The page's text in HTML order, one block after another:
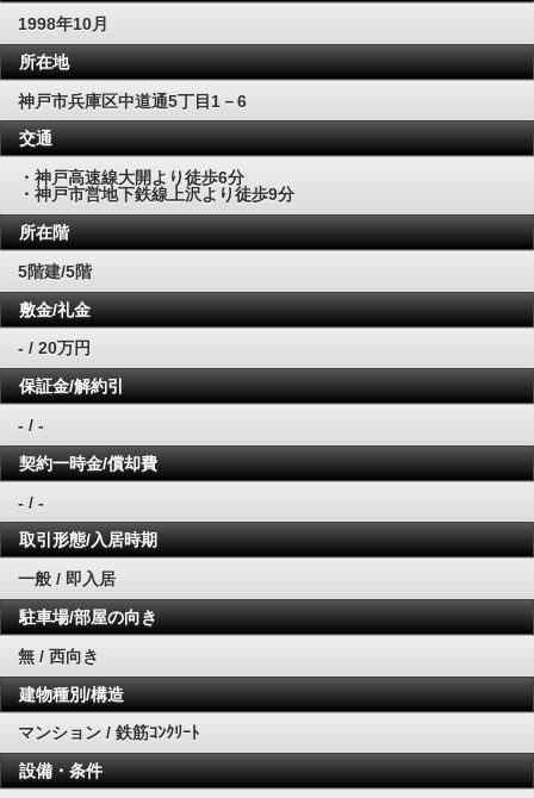
1998年10月
所在地
神戸市兵庫区中道通5丁目1－6
交通
・神戸高速線大開より徒歩6分
・神戸市営地下鉄線上沢より徒歩9分
所在階
5階建/5階
敷金/礼金
- / 20万円
保証金/解約引
- / -
契約一時金/償却費
- / -
取引形態/入居時期
一般 / 即入居
駐車場/部屋の向き
無 / 西向き
建物種別/構造
マンション / 鉄筋ｺﾝｸﾘｰﾄ
設備・条件